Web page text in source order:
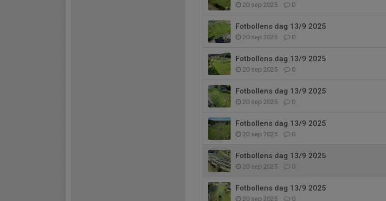
20 sep 2025 0
Fotbollens dag 13/9 2025
20 sep 2025 0
Fotbollens dag 13/9 2025
20 sep 2025 0
Fotbollens dag 13/9 2025
20 sep 2025 0
Fotbollens dag 13/9 2025
20 sep 2025 0
Fotbollens dag 13/9 2025
20 sep 2025 0
Fotbollens dag 13/9 2025
20 sep 2025 0